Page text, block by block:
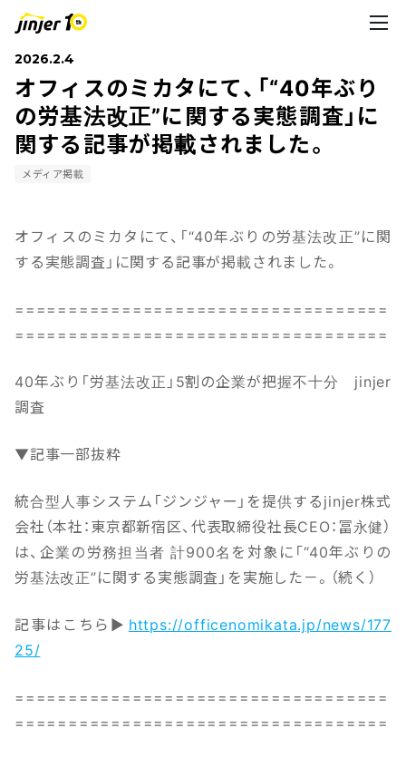
2026.2.4
オフィスのミカタにて、「“40年ぶり
の労基法改正”に関する実態調査」に
関する記事が掲載されました。
メディア掲載
オフィスのミカタにて、「“40年ぶりの労基法改正”に関
する実態調査」に関する記事が掲載されました。
===================================
===================================
40年ぶり「労基法改正」5割の企業が把握不十分 jinjer
調査
▼記事一部抜粋
統合型人事システム「ジンジャー」を提供するjinjer株式
会社（本社：東京都新宿区、代表取締役社長CEO：冨永健）
は、企業の労務担当者 計900名を対象に「“40年ぶりの
労基法改正”に関する実態調査」を実施した－。（続く）
記事はこちら▶ https://officenomikata.jp/news/177
25/
===================================
===================================